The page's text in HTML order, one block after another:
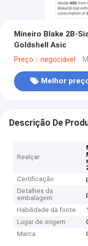
Mineiro Blake 2B-
Goldshell Asic
Preço：negociável
Melhor
Descrição De
Realçar
Certificação
Detalhes da
embalagem
Habilidade da fonte
Lugar de origem
Marca